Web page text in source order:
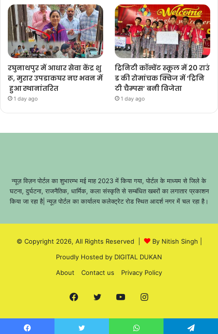
रघुनाथपुर में आधार सेवा केंद्र शु
रू, मुरार उपडाकघर नए भवन में
हुआ स्थानांतरित
1 day ago
ट्रिनिटी कॉन्वेंट स्कूल में 20 राउं
ड की रोमांचक क्विज में ‘ट्रिनि
टी चैम्पस’ बनी विजेता
1 day ago
न्यूज़ विज़न पोर्टल का शुभारम्भ मई माह 2023 में किया गया, पोर्टल के माध्यम से जिले के
घटना, दुर्घटना, राजनैतिक, धार्मिक, कला संस्कृति से सम्बंधित खबरों का लगातार प्रकाशन
किया जा रहा है| न्यूज़ पोर्टल का कार्यालय कलेक्ट्रेट रोड स्थित आदर्श नगर में चल रहा है।
© Copyright 2026, All Rights Reserved | By Nitish Singh
Proudly Hosted by DIGITAL DUKAN
About
Contact us Privacy Policy
Facebook
Twitter YouTubeInstagram